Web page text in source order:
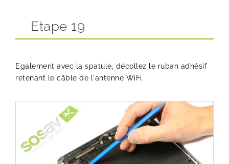
Etape 19
Egalement avec la spatule, décollez le ruban adhésif
retenant le câble de l'antenne WiFi.